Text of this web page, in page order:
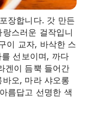
장합니다. 갓 만든
스러운 걸작입니
이 교자, 바삭한 스
선보이며, 까다
겐이 듬뿍 들어간
오, 마라 샤오롱
름답고 선명한 색